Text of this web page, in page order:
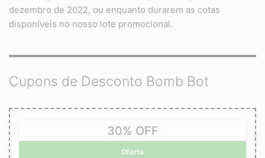
dezembro de 2022, ou enquanto durarem as cotas
disponíveis no nosso lote promocional.
Cupons de Desconto Bomb Bot
30% OFF
Oferta